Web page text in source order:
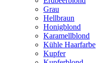
Grau
Hellbraun
Honigblond
Karamellblond
Kühle Haarfarbe
Kupfer